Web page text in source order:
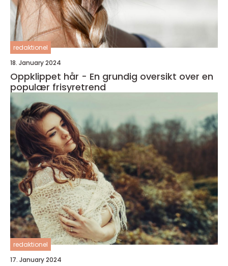
redaktionel
18. January 2024
Oppklippet hår - En grundig oversikt over en
populær frisyretrend
redaktionel
17. January 2024